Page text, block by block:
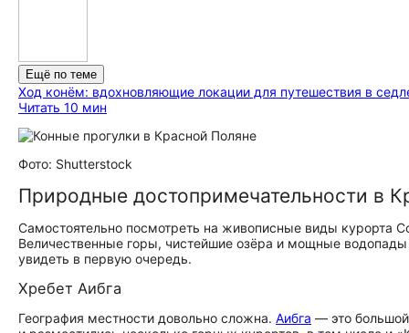
Ещё по теме
Ход конём: вдохновляющие локации для путешествия в
Читать 10 мин
Фото: Shutterstock
Природные до­сто­при­ме­ча­тель­но­сти в
Самостоятельно посмотреть на живописные виды курорта
Величественные горы, чистейшие озёра и мощные
увидеть в первую очередь.
Хребет Аибга
География местности довольно сложна. Аибга — это